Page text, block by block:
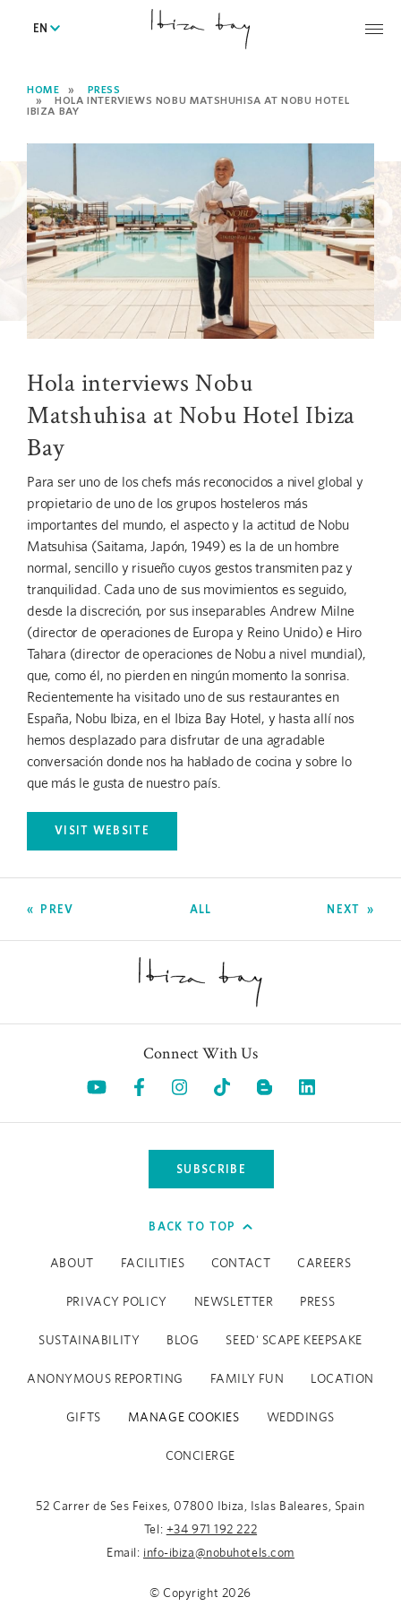
EN
HOME
PRESS
HOLA INTERVIEWS NOBU MATSHUHISA AT NOBU HOTEL
IBIZA BAY
Hola interviews Nobu
Matshuhisa at Nobu Hotel Ibiza
Bay
Para ser uno de los chefs más reconocidos a nivel global y
propietario de uno de los grupos hosteleros más
importantes del mundo, el aspecto y la actitud de Nobu
Matsuhisa (Saitama, Japón, 1949) es la de un hombre
normal, sencillo y risueño cuyos gestos transmiten paz y
tranquilidad. Cada uno de sus movimientos es seguido,
desde la discreción, por sus inseparables Andrew Milne
(director de operaciones de Europa y Reino Unido) e Hiro
Tahara (director de operaciones de Nobu a nivel mundial),
que, como él, no pierden en ningún momento la sonrisa.
Recientemente ha visitado uno de sus restaurantes en
España, Nobu Ibiza, en el Ibiza Bay Hotel, y hasta allí nos
hemos desplazado para disfrutar de una agradable
conversación donde nos ha hablado de cocina y sobre lo
que más le gusta de nuestro país.
VISIT WEBSITE
OPENS IN A NEW TAB.
PREV ALL NEXT
Connect With Us
Opens in a new tab.
Opens in a new tab.
Opens in a new tab.
Opens in a new tab.
SUBSCRIBE
BACK TO TOP
ABOUT FACILITIES CONTACT CAREERS
PRIVACY POLICY NEWSLETTER PRESS
SUSTAINABILITY BLOG SEED' SCAPE KEEPSAKE
ANONYMOUS REPORTING FAMILY FUN LOCATION
GIFTS MANAGE COOKIES WEDDINGS
CONCIERGE
52 Carrer de Ses Feixes, 07800 Ibiza, Islas Baleares, Spain
Tel: +34 971 192 222
Email: info-ibiza@nobuhotels.com
© Copyright 2026